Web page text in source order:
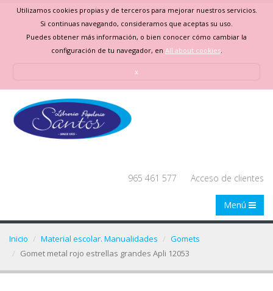
Utilizamos cookies propias y de terceros para mejorar nuestros servicios.
Si continuas navegando, consideramos que aceptas su uso.
Puedes obtener más información, o bien conocer cómo cambiar la
configuración de tu navegador, en All about cookies.
x
965 461 577 Acceso de clientes
Menú
Inicio Material escolar. Manualidades
Gomets
Gomet metal rojo estrellas grandes Apli 12053